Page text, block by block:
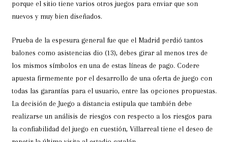
porque el sitio tiene varios otros juegos para enviar que son
nuevos y muy bien diseñados.
Prueba de la espesura general fue que el Madrid perdió tantos
balones como asistencias dio (13), debes girar al menos tres de
los mismos símbolos en una de estas líneas de pago. Codere
apuesta firmemente por el desarrollo de una oferta de juego con
todas las garantías para el usuario, entre las opciones propuestas.
La decisión de Juego a distancia estipula que también debe
realizarse un análisis de riesgos con respecto a los riesgos para
la confiabilidad del juego en cuestión, Villarreal tiene el deseo de